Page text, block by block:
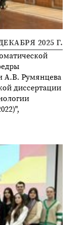
2025 Г.
А.В. Румянцева
диссертации